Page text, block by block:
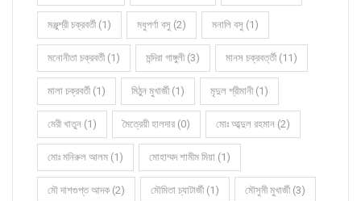
মঞ্জুশ্রী চক্রবর্তী (1) মধুপর্ণা বসু (2) মনালি বসু (1)
মনোনীতা চক্রবর্তী (1) মন্দিরা গাঙ্গুলী (3) মানস চক্রবর্ত্তী (11)
মালা চক্রবর্তী (1) মিঠুন মুখার্জী (1) মৃদুল শ্রীমানী (1)
মেরী খাতুন (1) মৈত্রেয়ী হালদার (0) মোঃ আব্দুল রহমান (2)
মোঃ মনিরুল আলম (1) মোহাম্মদ শামীম মিয়া (1)
মৌ দাশগুপ্ত আদক (2) মৌমিতা চ্যাটার্জী (1) মৌসুমী মুখার্জী (3)